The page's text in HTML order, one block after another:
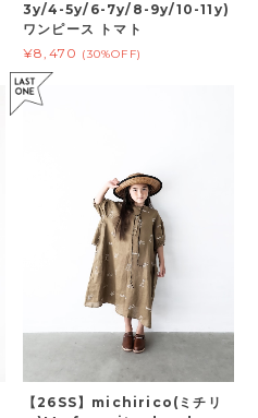
3y/4-5y/6-7y/8-9y/10-11y)
ワンピース トマト
¥8,470 (30%OFF)
【26SS】michirico(ミチリ